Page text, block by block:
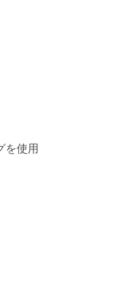
を使用